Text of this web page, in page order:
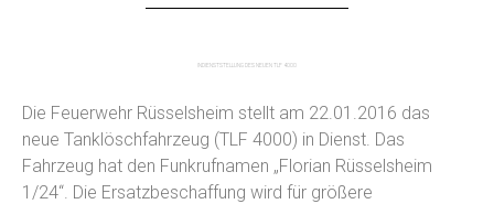
INDIENSTSTELLUNG DES NEUEN TLF 4000
Die Feuerwehr Rüsselsheim stellt am 22.01.2016 das
neue Tanklöschfahrzeug (TLF 4000) in Dienst. Das
Fahrzeug hat den Funkrufnamen „Florian Rüsselsheim
1/24“. Die Ersatzbeschaffung wird für größere